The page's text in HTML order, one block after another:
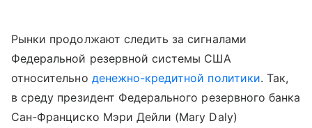
Рынки продолжают следить за сигналами
Федеральной резервной системы США
относительно денежно-кредитной политики. Так,
в среду президент Федерального резервного банка
Сан-Франциско Мэри Дейли (Mary Daly)